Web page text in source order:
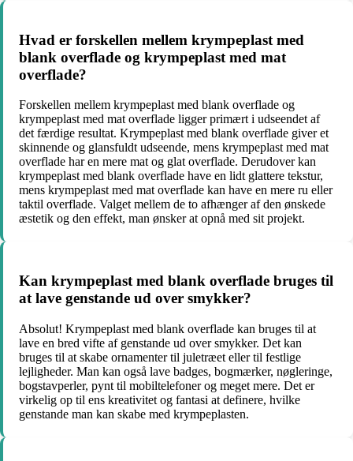
Hvad er forskellen mellem krympeplast med
blank overflade og krympeplast med mat
overflade?
Forskellen mellem krympeplast med blank overflade og
krympeplast med mat overflade ligger primært i udseendet af
det færdige resultat. Krympeplast med blank overflade giver et
skinnende og glansfuldt udseende, mens krympeplast med mat
overflade har en mere mat og glat overflade. Derudover kan
krympeplast med blank overflade have en lidt glattere tekstur,
mens krympeplast med mat overflade kan have en mere ru eller
taktil overflade. Valget mellem de to afhænger af den ønskede
æstetik og den effekt, man ønsker at opnå med sit projekt.
Kan krympeplast med blank overflade bruges til
at lave genstande ud over smykker?
Absolut! Krympeplast med blank overflade kan bruges til at
lave en bred vifte af genstande ud over smykker. Det kan
bruges til at skabe ornamenter til juletræet eller til festlige
lejligheder. Man kan også lave badges, bogmærker, nøgleringe,
bogstavperler, pynt til mobiltelefoner og meget mere. Det er
virkelig op til ens kreativitet og fantasi at definere, hvilke
genstande man kan skabe med krympeplasten.